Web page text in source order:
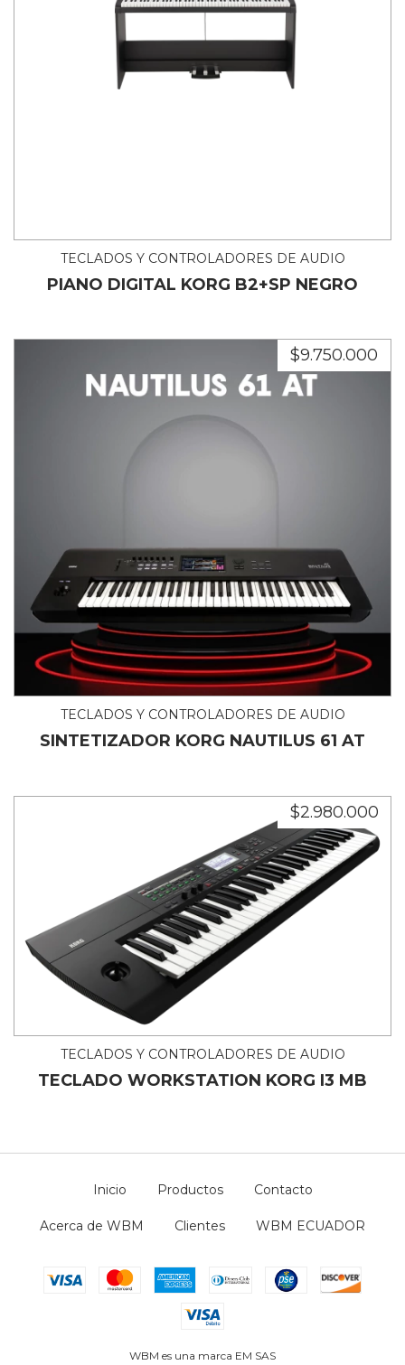
TECLADOS Y CONTROLADORES DE AUDIO
PIANO DIGITAL KORG B2+SP NEGRO
$9.750.000
TECLADOS Y CONTROLADORES DE AUDIO
SINTETIZADOR KORG NAUTILUS 61 AT
$2.980.000
TECLADOS Y CONTROLADORES DE AUDIO
TECLADO WORKSTATION KORG I3 MB
Inicio Productos Contacto
Acerca de WBM Clientes WBM ECUADOR
WBM es una marca EM SAS